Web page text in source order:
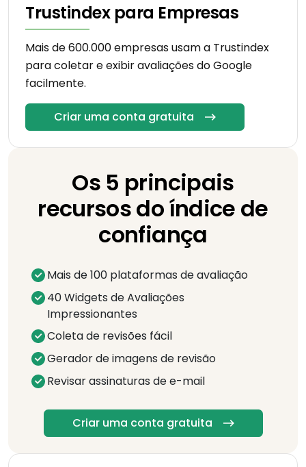
Trustindex para Empresas
Mais de 600.000 empresas usam a Trustindex
para coletar e exibir avaliações do Google
facilmente.
Criar uma conta gratuita
Os 5 principais
recursos do índice de
confiança
Mais de 100 plataformas de avaliação
40 Widgets de Avaliações
Impressionantes
Coleta de revisões fácil
Gerador de imagens de revisão
Revisar assinaturas de e-mail
Criar uma conta gratuita